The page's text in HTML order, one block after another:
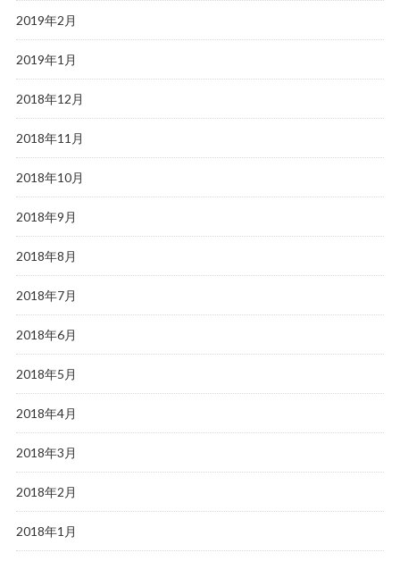
2019年2月
2019年1月
2018年12月
2018年11月
2018年10月
2018年9月
2018年8月
2018年7月
2018年6月
2018年5月
2018年4月
2018年3月
2018年2月
2018年1月